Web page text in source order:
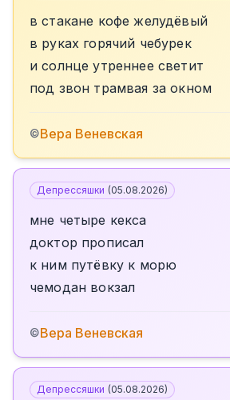
в стакане кофе желудёвый
в руках горячий чебурек
и солнце утреннее светит
под звон трамвая за окном
©Вера Веневская
Депрессяшки (05.08.2026)
мне четыре кекса
доктор прописал
к ним путёвку к морю
чемодан вокзал
©Вера Веневская
Депрессяшки (05.08.2026)